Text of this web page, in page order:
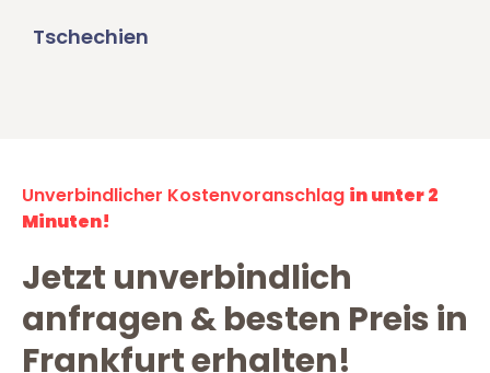
Tschechien
Unverbindlicher Kostenvoranschlag in unter 2
Minuten!
Jetzt unverbindlich
anfragen & besten Preis in
Frankfurt erhalten!